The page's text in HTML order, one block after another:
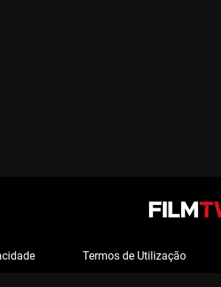
Termos de Utilização